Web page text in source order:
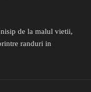
de la malul vietii,
randuri in